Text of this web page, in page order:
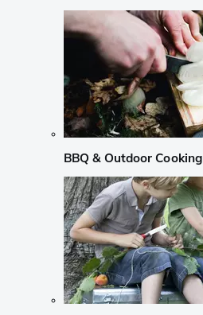
BBQ & Outdoor Cooking